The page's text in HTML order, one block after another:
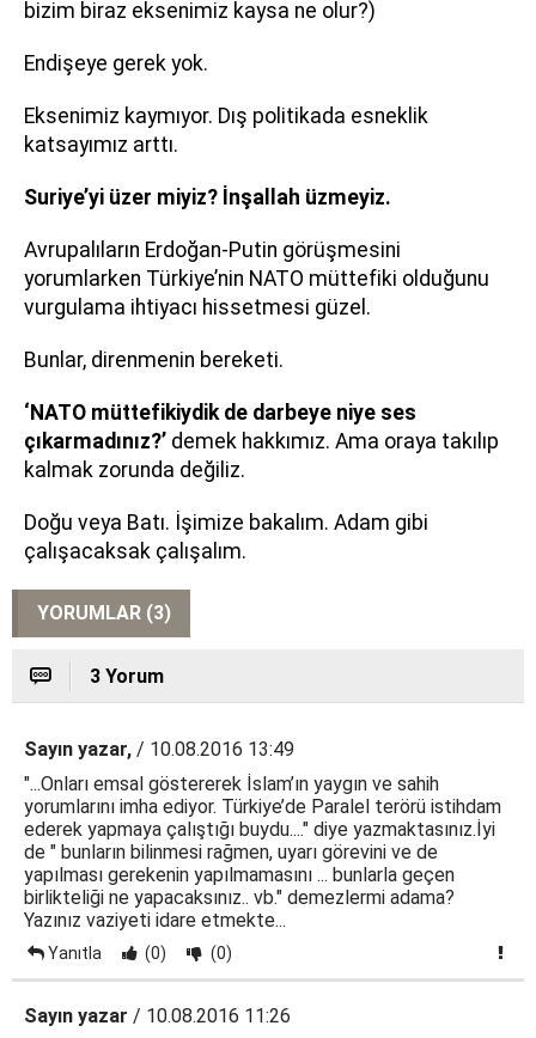
bizim biraz eksenimiz kaysa ne olur?)
Endişeye gerek yok.
Eksenimiz kaymıyor. Dış politikada esneklik
katsayımız arttı.
Suriye’yi üzer miyiz? İnşallah üzmeyiz.
Avrupalıların Erdoğan-Putin görüşmesini
yorumlarken Türkiye’nin NATO müttefiki olduğunu
vurgulama ihtiyacı hissetmesi güzel.
Bunlar, direnmenin bereketi.
‘NATO müttefikiydik de darbeye niye ses
çıkarmadınız?’ demek hakkımız. Ama oraya takılıp
kalmak zorunda değiliz.
Doğu veya Batı. İşimize bakalım. Adam gibi
çalışacaksak çalışalım.
YORUMLAR (3)
3 Yorum
Sayın yazar, / 10.08.2016 13:49
"...Onları emsal göstererek İslam’ın yaygın ve sahih
yorumlarını imha ediyor. Türkiye’de Paralel terörü istihdam
ederek yapmaya çalıştığı buydu...." diye yazmaktasınız.İyi
de " bunların bilinmesi rağmen, uyarı görevini ve de
yapılması gerekenin yapılmamasını ... bunlarla geçen
birlikteliği ne yapacaksınız.. vb." demezlermi adama?
Yazınız vaziyeti idare etmekte...
Yanıtla (0) (0)
Sayın yazar / 10.08.2016 11:26